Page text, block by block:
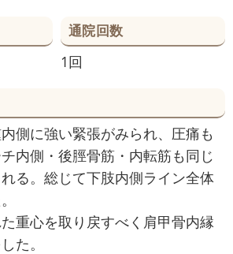
通院回数
1回
側に強い緊張がみられ、圧痛も
内側・後脛骨筋・内転筋も同じ
る。総じて下肢内側ライン全体
重心を取り戻すべく肩甲骨内縁
た。